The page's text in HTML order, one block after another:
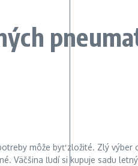
môže byť zložité. Zlý
ľudí si kupuje sadu